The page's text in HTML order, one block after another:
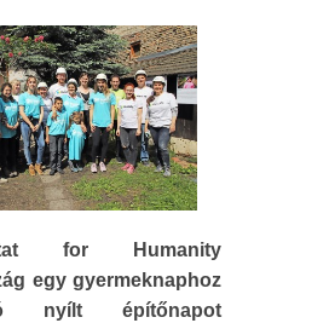
for Humanity
egy gyermeknaphoz
nyílt építőnapot